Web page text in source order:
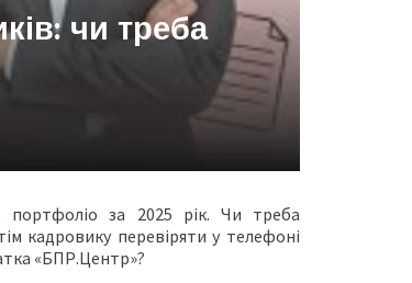
чи треба
портфоліо за 2025 рік. Чи треба
кадровику перевіряти у телефоні
«БПР.Центр»?